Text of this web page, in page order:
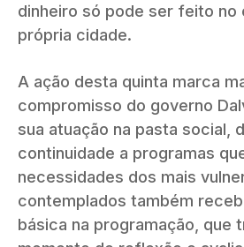
dinheiro só pode ser feito no
própria cidade.
A ação desta quinta marca
compromisso do governo
sua atuação na pasta social,
continuidade a programas
necessidades dos mais
contemplados também
básica na programação, que